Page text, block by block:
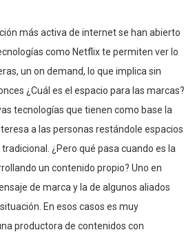
más activa de internet se han abierto
como Netflix te permiten ver lo
un on demand, lo que implica sin
¿Cuál es el espacio para las marcas?
tecnologías que tienen como base la
a las personas restándole espacios
¿Pero qué pasa cuando es la
un contenido propio? Uno en
de marca y la de algunos aliados
En esos casos es muy
productora de contenidos con